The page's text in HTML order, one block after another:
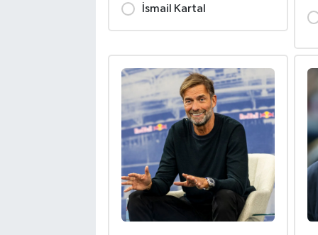
İsmail Kartal